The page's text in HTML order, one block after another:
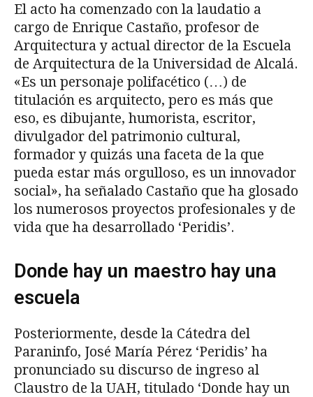
El acto ha comenzado con la laudatio a
cargo de Enrique Castaño, profesor de
Arquitectura y actual director de la Escuela
de Arquitectura de la Universidad de Alcalá.
«Es un personaje polifacético (…) de
titulación es arquitecto, pero es más que
eso, es dibujante, humorista, escritor,
divulgador del patrimonio cultural,
formador y quizás una faceta de la que
pueda estar más orgulloso, es un innovador
social», ha señalado Castaño que ha glosado
los numerosos proyectos profesionales y de
vida que ha desarrollado ‘Peridis’.
Donde hay un maestro hay una
escuela
Posteriormente, desde la Cátedra del
Paraninfo, José María Pérez ‘Peridis’ ha
pronunciado su discurso de ingreso al
Claustro de la UAH, titulado ‘Donde hay un